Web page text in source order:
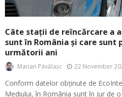
Câte stații de reîncărcare a
sunt în România și care
următorii ani
Marian Păvălașc 22 November
Conform datelor obținute de
Mediului, în România sunt în jur de